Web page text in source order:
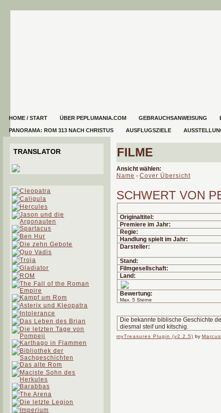
HOME / START ÜBER PEPLUMANIA.COM GEBRAUCHSANWEISUNG
PANORAMA: ROM 313 NACH CHRISTUS AUSFLUGSZIELE
TRANSLATOR FILME
Ansicht wählen:
Name - Cover Übersicht
SCHWERT VON
Originaltitel:
Premiere im Jahr:
Regie:
Handlung spielt im Jahr:
Darsteller:
Stand:
Filmgesellschaft:
Land:
Bewertung:
Max. 5 Sterne
Die bekannte biblische Geschichte
diesmal steif und kitschig.
myTreasures Plugin (v2.2.5) by